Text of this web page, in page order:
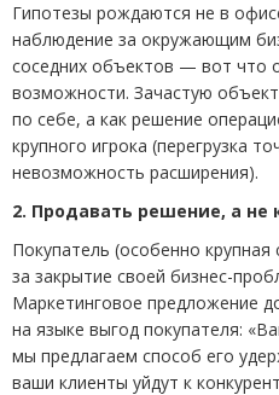
Гипотезы рождаются не в
наблюдение за окружающим
соседних объектов — вот что
возможности. Зачастую
по себе, а как решение
крупного игрока (перегрузка
невозможность расширения).
2. Продавать решение, а
Покупатель (особенно крупная
за закрытие своей бизнес-
Маркетинговое предложение
на языке выгод покупателя:
мы предлагаем способ его
ваши клиенты уйдут к